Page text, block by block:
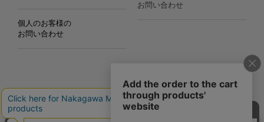
個人のお客様の
お問い合わせ
お問い合わせ